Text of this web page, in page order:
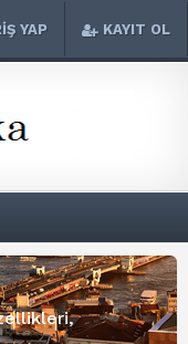
YAP KAYIT OL